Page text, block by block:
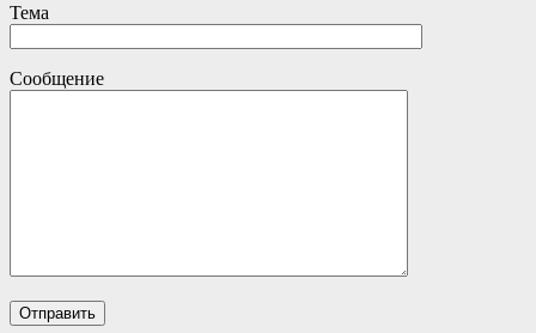
Тема
Сообщение